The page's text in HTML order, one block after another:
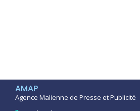
AMAP
Agence Malienne de Presse et Publicité